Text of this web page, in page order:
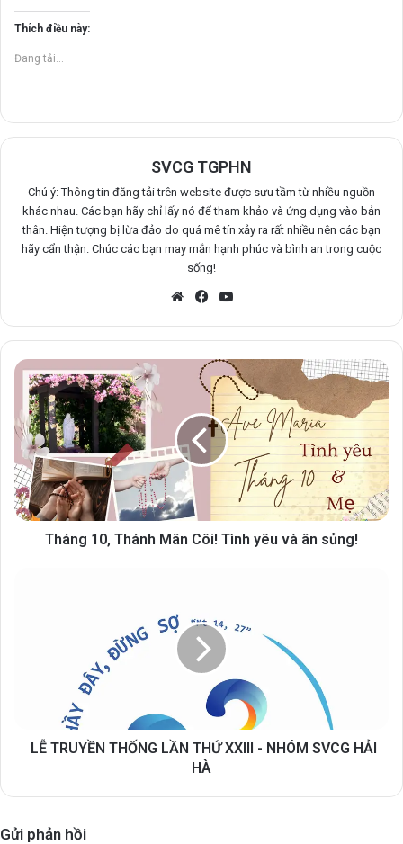
Thích điều này:
Đang tải...
SVCG TGPHN
Chú ý: Thông tin đăng tải trên website được sưu tầm từ nhiều nguồn
khác nhau. Các bạn hãy chỉ lấy nó để tham khảo và ứng dụng vào bản
thân. Hiện tượng bị lừa đảo do quá mê tín xảy ra rất nhiều nên các bạn
hãy cẩn thận. Chúc các bạn may mắn hạnh phúc và bình an trong cuộc
sống!
WebsiteFacebook
Tháng 10, Thánh Mân Côi! Tình yêu và ân sủng!
LỄ TRUYỀN THỐNG LẦN THỨ XXIII - NHÓM SVCG HẢI
HÀ
Gửi phản hồi